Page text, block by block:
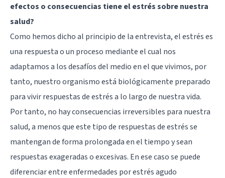
efectos o consecuencias tiene el estrés sobre nuestra
salud?
Como hemos dicho al principio de la entrevista, el estrés es
una respuesta o un proceso mediante el cual nos
adaptamos a los desafíos del medio en el que vivimos, por
tanto, nuestro organismo está biológicamente preparado
para vivir respuestas de estrés a lo largo de nuestra vida.
Por tanto, no hay consecuencias irreversibles para nuestra
salud, a menos que este tipo de respuestas de estrés se
mantengan de forma prolongada en el tiempo y sean
respuestas exageradas o excesivas. En ese caso se puede
diferenciar entre enfermedades por estrés agudo